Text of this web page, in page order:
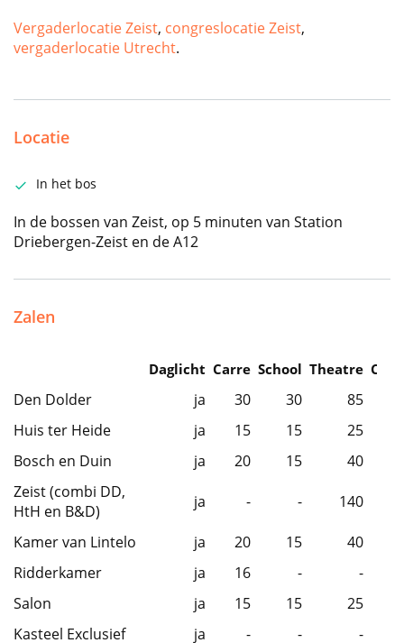
Vergaderlocatie Zeist, congreslocatie Zeist,
vergaderlocatie Utrecht.
Locatie
In het bos
In de bossen van Zeist, op 5 minuten van Station
Driebergen-Zeist en de A12
Zalen
Daglicht Carre School Theatre
Den Dolder ja 30 30
85
Huis ter Heide
ja 15 15
25
Bosch en Duin
ja 20 15
40
Zeist (combi DD,
HtH en B&D)
ja - - 140
Kamer van Lintelo ja 20 15
40
Ridderkamer
ja 16 -
-
Salon
ja 15 15
25
Kasteel Exclusief
ja - - -